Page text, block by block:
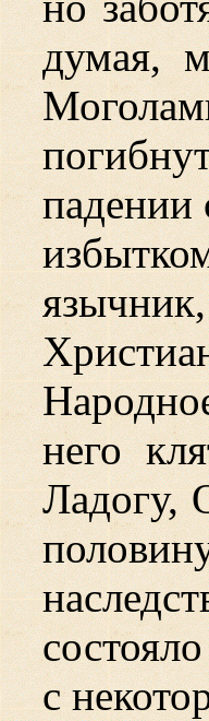
думая,
падении
него
Ладогу,
с